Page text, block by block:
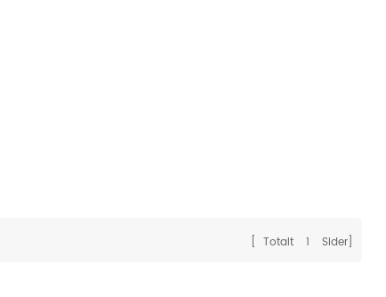
[ Totalt 1 Sider]